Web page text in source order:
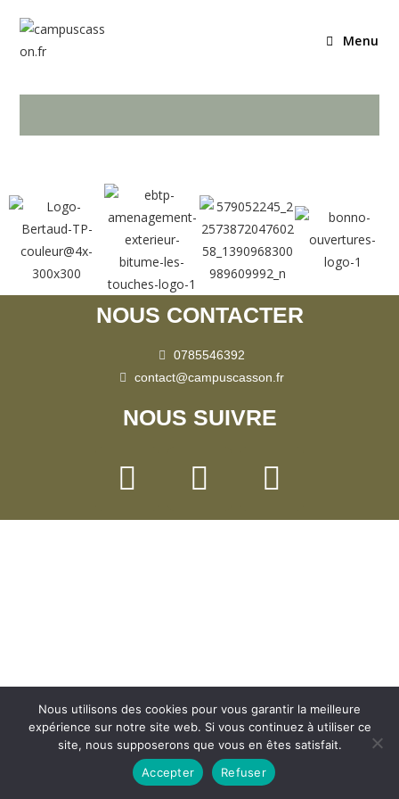
Menu
NOUS CONTACTER
0785546392
contact@campuscasson.fr
NOUS SUIVRE
Nous utilisons des cookies pour vous garantir la meilleure
expérience sur notre site web. Si vous continuez à utiliser ce
site, nous supposerons que vous en êtes satisfait.
Accepter
Refuser